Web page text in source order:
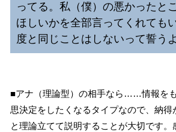
ってる。私（僕）の悪かったと
ほしいかを全部言ってくれても
度と同じことはしないって誓うよ
■アナ（理論型）の相手なら……情報を
思決定をしたくなるタイプなので、納得
と理論立てて説明することが大切です。